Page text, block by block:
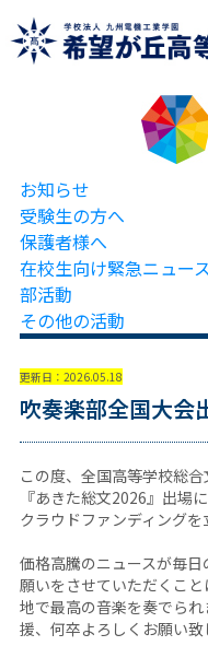
お知らせ
受験生の方へ
保護者様へ
在校生向け緊急ニュー
部活動
その他の活動
更新日：2026.05.18
吹奏楽部全国大会
この度、全国高等学校総
『あきた総文2026』出場
クラウドファンディングを
価格高騰のニュースが毎
願いをさせていただくこ
地で最高の音楽を奏でら
援、何卒よろしくお願い致